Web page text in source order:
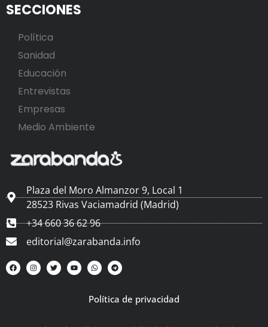
SECCIONES
Política
Sanidad
Educación
Entrevistas
Empresas
Medio Ambiente
Plaza del Moro Almanzor 9, Local 1
28523 Rivas Vaciamadrid (Madrid)
+34 660 36 62 96
editorial@zarabanda.info
Política de privacidad